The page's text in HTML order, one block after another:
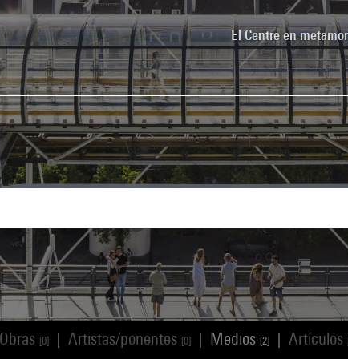
El Centre en
Obras [0] Artistas/ponentes [0] Medios [2] Artículos